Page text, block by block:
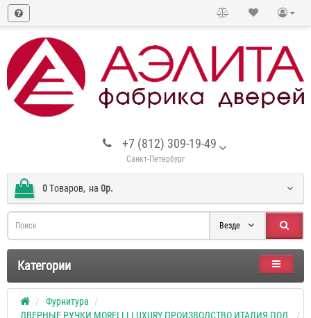
+7 (812) 309-19-49
Санкт-Петербург
0Tоваров, на 0р.
Везде
Категории
Фурнитура
ДВЕРНЫЕ РУЧКИ MORELLI LUXURY ПРОИЗВОДСТВО ИТАЛИЯ ПОД